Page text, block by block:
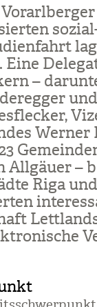
–
All­gäuer –
Riga